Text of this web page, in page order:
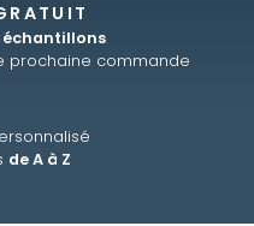
échantillons
prochaine commande
de A à Z